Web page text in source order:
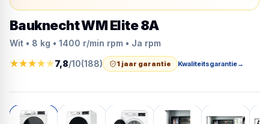
Bauknecht WM Elite 8A
Wit • 8 kg • 1400 r/min rpm • Ja rpm
★★★★★7,8/10(188) 1 jaar garantie Kwaliteitsgarantie→